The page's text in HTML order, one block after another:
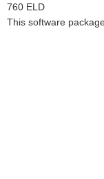
760 ELD
This software